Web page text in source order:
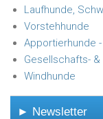
Laufhunde,
Vorstehhunde
Apportierhunde
Gesellschafts-
Windhunde
► Newsletter